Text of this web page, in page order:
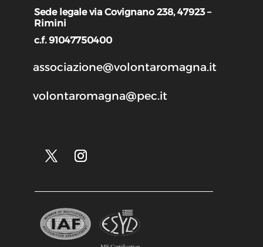
Sede legale via Covignano 238, 47923 –
Rimini
c.f. 91047750400
associazione@volontaromagna.it
volontaromagna@pec.it